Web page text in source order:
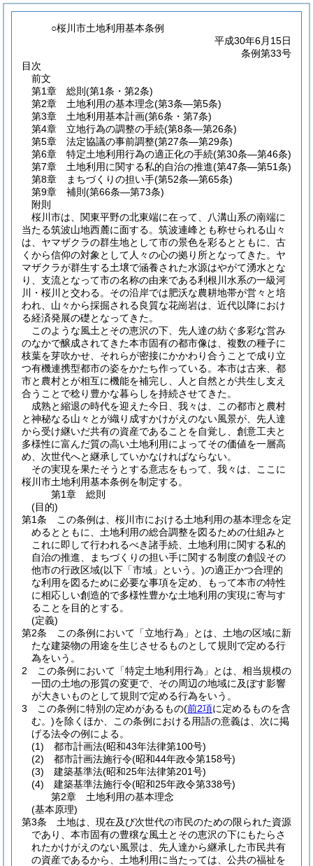
○桜川市土地利用基本条例
平成30年6月15日
条例第33号
目次
前文
第1章
総則 (第1条・第2条)
第2章
土地利用の基本理念(第3条―第5条)
第3章
土地利用基本計画(第6条・第7条)
第4章
立地行為の調整の手続(第8条―第26条)
第5章
法定協議の事前調整(第27条―第29条)
第6章
特定土地利用行為の適正化の手続(第30条―第46条)
第7章
土地利用に関する私的自治の推進(第47条―第51条)
第8章
まちづくりの担い手(第52条―第65条)
第9章
補則 (第66条―第73条)
附則
桜川市は、関東平野の北東端に在って、八溝山系の南端に
当たる筑波山地西麓に面する。筑波連峰とも称せられる山々
は、ヤマザクラの群生地として市の景色を彩るとともに、古
くから信仰の対象として人々の心の拠り所となってきた。ヤ
マザクラが群生する土壌で涵養された水源はやがて湧水とな
り、支流となって市の名称の由来である利根川水系の一級河
川・桜川と交わる。その沿岸では肥沃な農耕地帯が営々と培
われ、山々から採掘される良質な花崗岩は、近代以降におけ
る経済発展の礎となってきた。
このような風土とその恵沢の下、先人達の紡ぐ多彩な営み
のなかで醸成されてきた本市固有の都市像は、複数の種子に
枝葉を芽吹かせ、それらが密接にかかわり合うことで成り立
つ有機連携型都市の姿をかたち作っている。本市は古来、都
市と農村とが相互に機能を補完し、人と自然とが共生し支え
合うことで稔り豊かな暮らしを持続させてきた。
成熟と縮退の時代を迎えた今日、我々は、この都市と農村
と神秘なる山々とが織り成すかけがえのない風景が、先人達
から受け継いだ共有の資産であることを自覚し、創意工夫と
多様性に富んだ質の高い土地利用によってその価値を一層高
め、次世代へと継承していかなければならない。
その実現を果たそうとする意志をもって、我々は、ここに
桜川市土地利用基本条例を制定する。
第1章
総則
(目的)
第1条
この条例は、桜川市における土地利用の基本理念を定
めるとともに、土地利用の総合調整を図るための仕組みと
これに即して行われるべき諸手続、土地利用に関する私的
自治の推進、まちづくりの担い手に関する制度の創設その
他市の行政区域(以下「市域」という。)の適正かつ合理的
な利用を図るために必要な事項を定め、もって本市の特性
に相応しい創造的で多様性豊かな土地利用の実現に寄与す
ることを目的とする。
(定義)
第2条
この条例において「立地行為」とは、土地の区域に新
たな建築物の用途を生じさせるものとして規則で定める行
為をいう。
2
この条例において「特定土地利用行為」とは、相当規模の
一団の土地の形質の変更で、その周辺の地域に及ぼす影響
が大きいものとして規則で定める行為をいう。
3
この条例に特別の定めがあるもの(前2項に定めるものを含
む。)を除くほか、この条例における用語の意義は、次に掲
げる法令の例による。
(1)
都市計画法(昭和43年法律第100号)
(2)
都市計画法施行令(昭和44年政令第158号)
(3)
建築基準法(昭和25年法律第201号)
(4)
建築基準法施行令(昭和25年政令第338号)
第2章
土地利用の基本理念
(基本原理)
第3条
土地は、現在及び次世代の市民のための限られた資源
であり、本市固有の豊穣な風土とその恵沢の下にもたらさ
れたかけがえのない風景は、先人達から継承した市民共有
の資産であるから、土地利用に当たっては、公共の福祉を